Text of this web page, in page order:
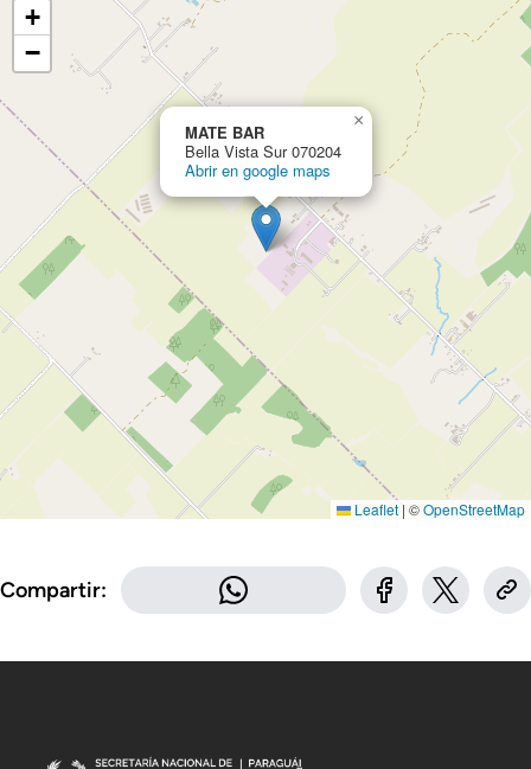
MATE BAR
Bella Vista Sur 070204
Abrir en google maps
×
+
−
Leaflet | ©OpenStreetMap
Compartir: